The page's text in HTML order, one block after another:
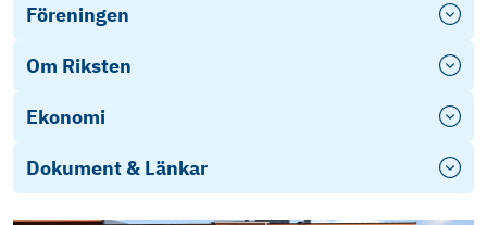
Föreningen
Om Riksten
Ekonomi
Dokument & Länkar